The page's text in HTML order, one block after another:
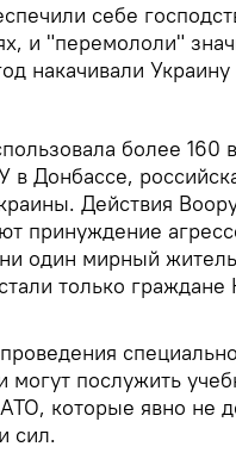
себе
и "перемололи"
накачивали
более 160
в Донбассе,
Действия
принуждение
один мирный
только
могут послужить
которые явно не
сил.